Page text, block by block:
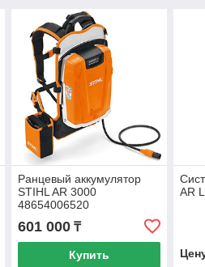
Ранцевый аккумулятор
STIHL AR 3000
48654006520
601 000₸
Купить
AR